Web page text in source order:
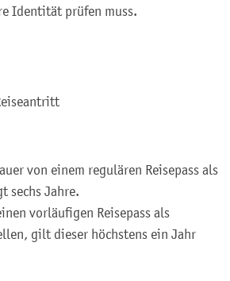
Identität prüfen muss.
von einem regulären Reisepass als
sechs Jahre.
vorläufigen Reisepass als
gilt dieser höchstens ein Jahr